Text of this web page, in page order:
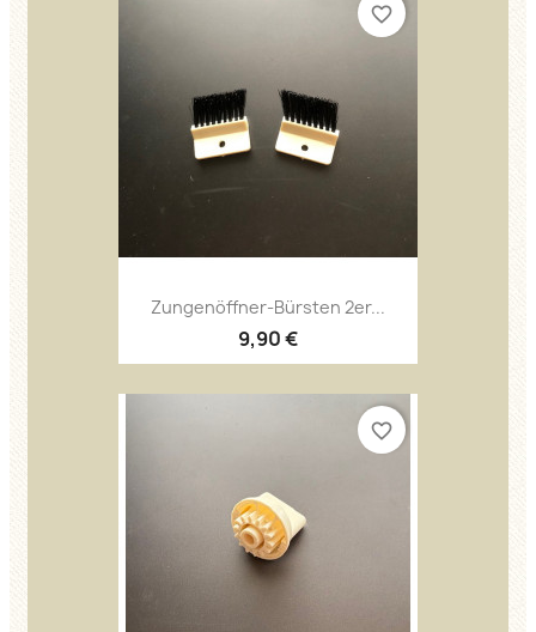
Zungenöffner-Bürsten 2er...
9,90 €
favorite_border
favorite_border